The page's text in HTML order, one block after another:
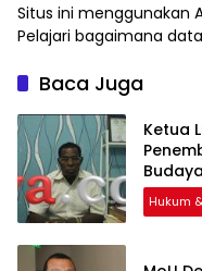
Situs ini menggunakan
Pelajari bagaimana
Baca Juga
Ketua
Hukum